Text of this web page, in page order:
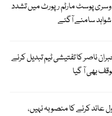
پوسٹ مارٹم رپورٹ میں تشدد
سامنے آگئے
ناصر کا تفتیشی ٹیم تبدیل کرنے
بھی آ گیا
ٹول عائد کرنے کا منصوبہ نہیں،